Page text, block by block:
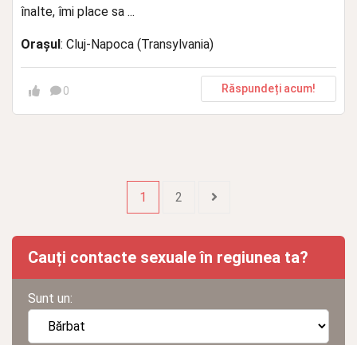
înalte, îmi place sa ...
Orașul: Cluj-Napoca (Transylvania)
0 Răspundeți acum!
1 2
Cauți contacte sexuale în regiunea ta?
Sunt un: